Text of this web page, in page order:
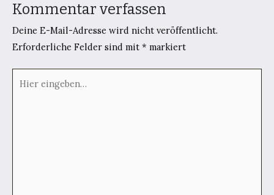
Kommentar verfassen
Deine E-Mail-Adresse wird nicht veröffentlicht.
Erforderliche Felder sind mit * markiert
eingeben…